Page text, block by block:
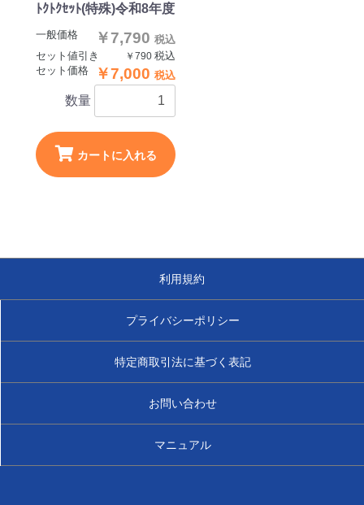
ﾄｸﾄｸｾｯﾄ(特殊)令和8年度
一般価格 ￥7,790 税込
セット値引き
￥790 税込
セット価格
￥7,000 税込
数量
カートに入れる
利用規約
プライバシーポリシー
特定商取引法に基づく表記
お問い合わせ
マニュアル